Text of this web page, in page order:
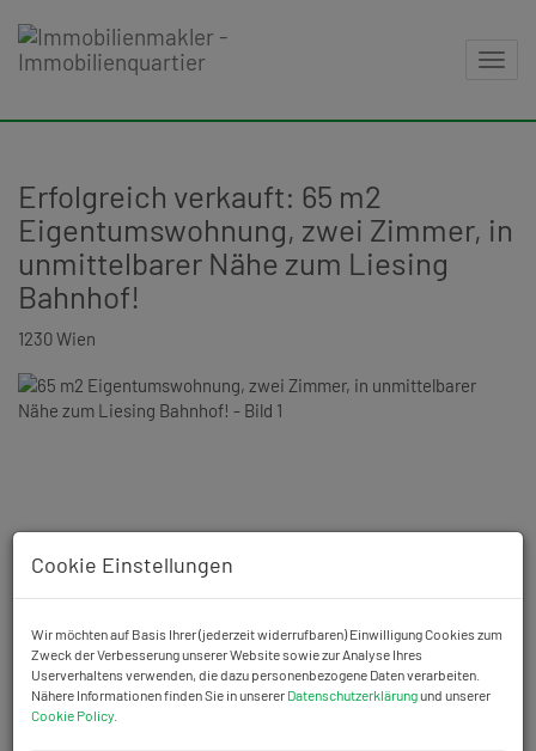
Erfolgreich verkauft: 65 m2
Eigentumswohnung, zwei Zimmer, in
unmittelbarer Nähe zum Liesing
Bahnhof!
1230 Wien
Cookie Einstellungen
Wir möchten auf Basis Ihrer (jederzeit widerrufbaren) Einwilligung Cookies zum
Zweck der Verbesserung unserer Website sowie zur Analyse Ihres
Userverhaltens verwenden, die dazu personenbezogene Daten verarbeiten.
Nähere Informationen finden Sie in unserer Datenschutzerklärungund unserer
Cookie Policy